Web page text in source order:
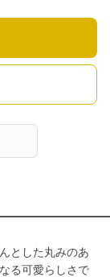
とした丸みのあ
る可愛らしさで